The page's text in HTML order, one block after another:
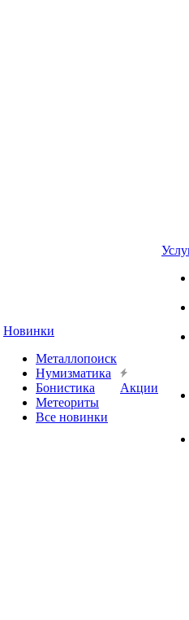
Новинки
Металлопоиск
Нумизматика
Бонистика
Метеориты
Все новинки
Акции